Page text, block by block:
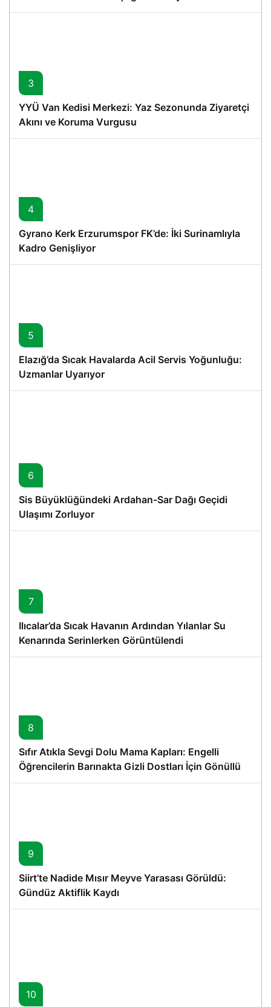
3
YYÜ Van Kedisi Merkezi: Yaz Sezonunda Ziyaretçi
Akını ve Koruma Vurgusu
4
Gyrano Kerk Erzurumspor FK’de: İki Surinamlıyla
Kadro Genişliyor
5
Elazığ’da Sıcak Havalarda Acil Servis Yoğunluğu:
Uzmanlar Uyarıyor
6
Sis Büyüklüğündeki Ardahan-Sar Dağı Geçidi
Ulaşımı Zorluyor
7
Ilıcalar’da Sıcak Havanın Ardından Yılanlar Su
Kenarında Serinlerken Görüntülendi
8
Sıfır Atıkla Sevgi Dolu Mama Kapları: Engelli
Öğrencilerin Barınakta Gizli Dostları İçin Gönüllü
Proje
9
Siirt’te Nadide Mısır Meyve Yarasası Görüldü:
Gündüz Aktiflik Kaydı
10